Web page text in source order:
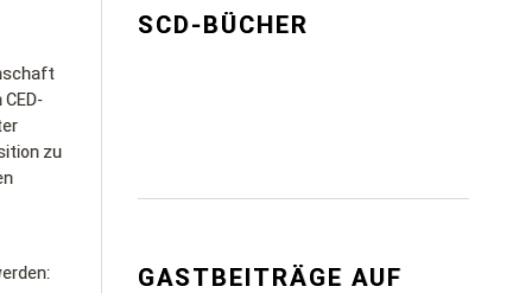
zu
SCD-BÜCHER
GASTBEITRÄGE AUF